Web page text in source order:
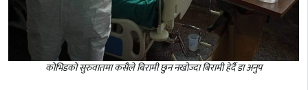
कोभिडको सुरुवातमा कसैले बिरामी छुन नखोज्दा बिरामी हेर्दै डा अनुप